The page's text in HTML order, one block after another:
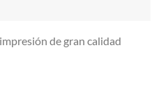
de gran calidad